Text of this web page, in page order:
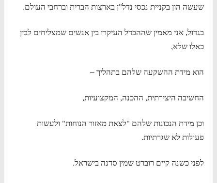
שעשה הון בקניית נכסי נדל"ן בארצות הברית וברחבי העולם.
בגדול, אני מאמין שההבדל העיקרי בין אנשים שמצליחים לבין
כאלו שלא,
הוא מידת ההשקעה שלהם בתהליך –
החשיבה היצירתית, ההכנה, המקצועיות,
וכן מידת הנכונות שלהם "לצאת מאזור הנוחות" ולעשות
פעולות לא שגרתיות.
לפני כשנה קיים רוברט שמין סדנה בישראל.